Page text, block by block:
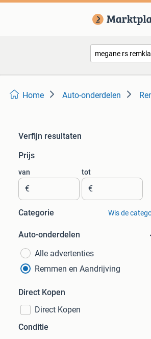
Home Auto-onderdelen
Verfijn resultaten
Prijs
van
€
tot
€
Categorie Wis de
Auto-onderdelen
Alle advertenties
Remmen en Aandrijving
Direct Kopen
Direct Kopen
Conditie